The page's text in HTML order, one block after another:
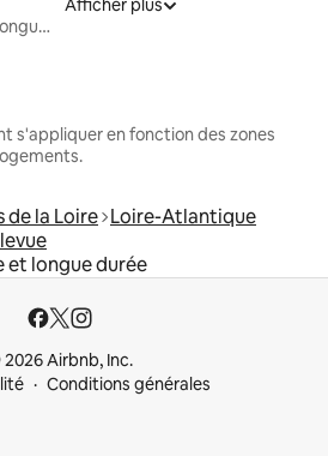
Locations moyenne et longue durée
Afficher plus
s'appliquer en fonction des zones
de la Loire Loire-Atlantique
et longue durée
Airbnb, Inc.
Conditions générales